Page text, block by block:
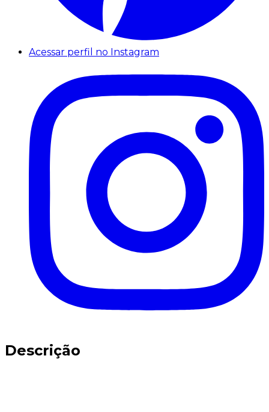
Acessar perfil no Instagram
Descrição